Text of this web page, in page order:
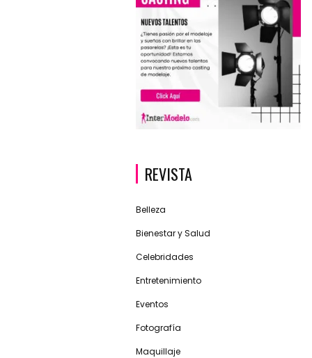
REVISTA
Belleza
Bienestar y Salud
Celebridades
Entretenimiento
Eventos
Fotografía
Maquillaje